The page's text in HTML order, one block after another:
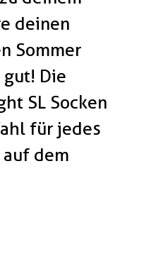
deinen
Sommer
Die
SL Socken
für jedes
dem